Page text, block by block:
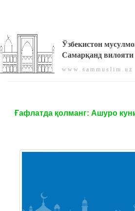
Ўзбекистон
Самарқанд вилояти
w w w . s a m m u s l i m . u z
Ғафлатда қолманг: Ашуро